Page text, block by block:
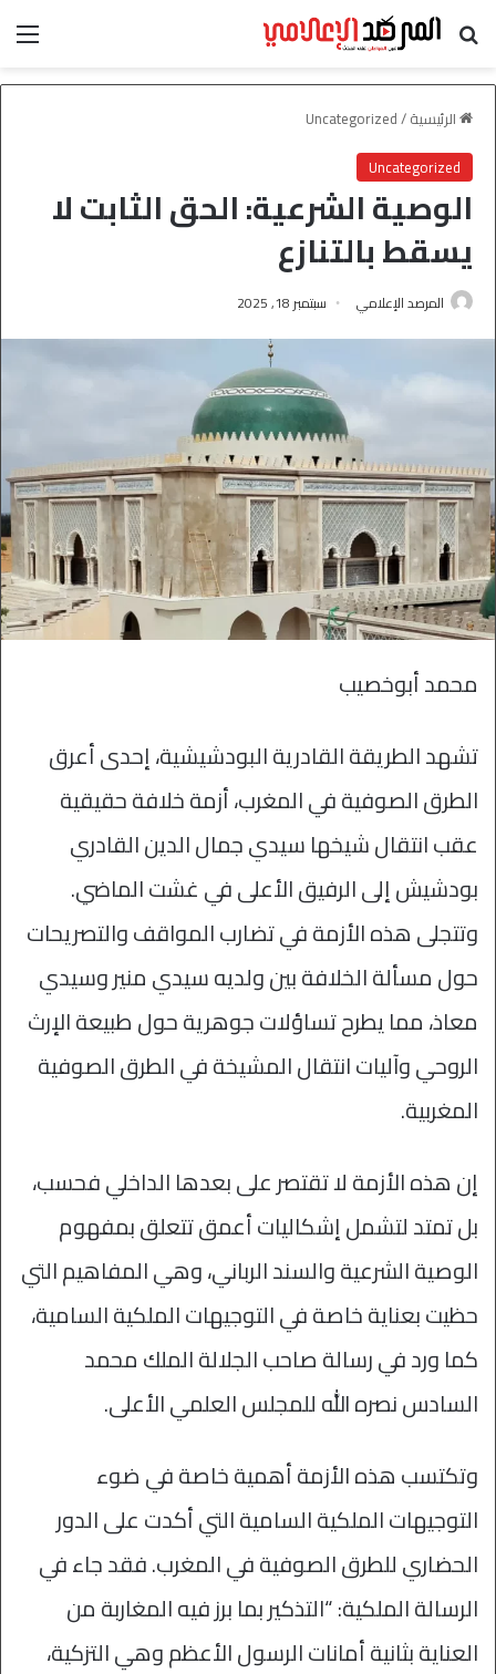
بحث عن
الرئيسية/
Uncategorized
Uncategorized
الوصية الشرعية: الحق الثابت لا
يسقط بالتنازع
المرصد الإعلامي سبتمبر 18, 2025
محمد أبوخصيب
تشهد الطريقة القادرية البودشيشية، إحدى أعرق
الطرق الصوفية في المغرب، أزمة خلافة حقيقية
عقب انتقال شيخها سيدي جمال الدين القادري
بودشيش إلى الرفيق الأعلى في غشت الماضي.
وتتجلى هذه الأزمة في تضارب المواقف والتصريحات
حول مسألة الخلافة بين ولديه سيدي منير وسيدي
معاذ، مما يطرح تساؤلات جوهرية حول طبيعة الإرث
الروحي وآليات انتقال المشيخة في الطرق الصوفية
المغربية.
إن هذه الأزمة لا تقتصر على بعدها الداخلي فحسب،
بل تمتد لتشمل إشكاليات أعمق تتعلق بمفهوم
الوصية الشرعية والسند الرباني، وهي المفاهيم التي
حظيت بعناية خاصة في التوجيهات الملكية السامية،
كما ورد في رسالة صاحب الجلالة الملك محمد
السادس نصره الله للمجلس العلمي الأعلى.
وتكتسب هذه الأزمة أهمية خاصة في ضوء
التوجيهات الملكية السامية التي أكدت على الدور
الحضاري للطرق الصوفية في المغرب. فقد جاء في
الرسالة الملكية: “التذكير بما برز فيه المغاربة من
العناية بثانية أمانات الرسول الأعظم وهي التزكية،